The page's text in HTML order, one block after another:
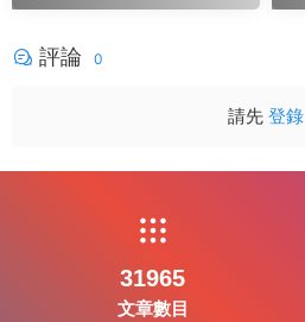
評論 0
請先 登錄
31965
文章數目